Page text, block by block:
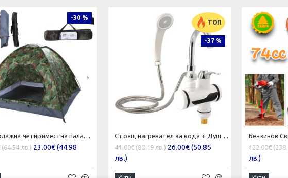
-30 %
Камуфлажна четириместна палатка
лв.) 23.00€ (44.98
ТОП
-37 %
Стоящ нагревател за вода + Душ слушалка
41.00€ (80.19 лв.) 26.00€ (50.85
лв.)
122.00€
лв.)